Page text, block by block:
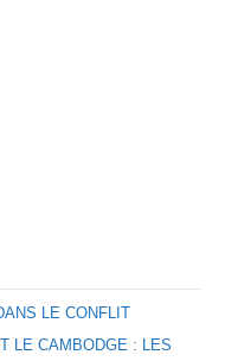
LE CONFLIT
LE CAMBODGE : LES